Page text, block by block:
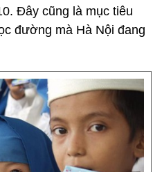
Đây cũng là mục tiêu
đường mà Hà Nội đang